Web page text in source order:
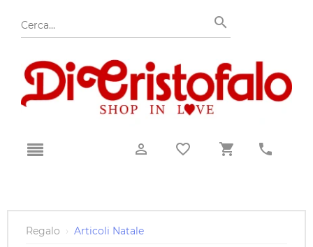
Regalo › Articoli Natale